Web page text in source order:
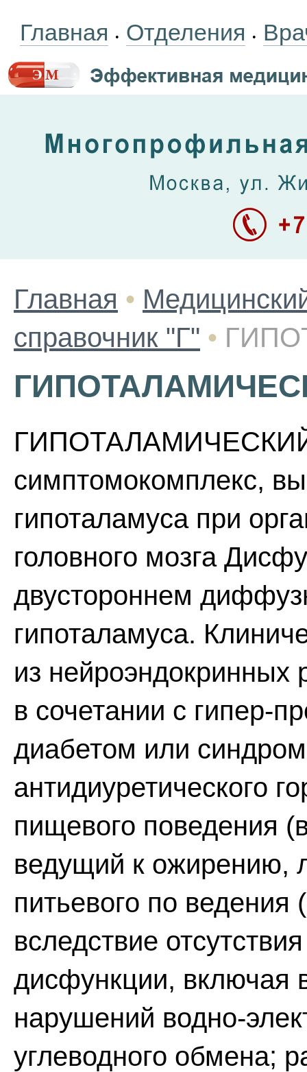
Главная • Отделения •
Главная •
справочник "Г" •
симптомокомплекс,
гипоталамуса при
головного мозга
двустороннем
гипоталамуса.
из нейроэндокринных
в сочетании с гипер-
диабетом или
антидиуретического
пищевого поведения
ведущий к ожирению,
питьевого по ведения
вследствие
дисфункции, включая
нарушений водно-
углеводного обмена;